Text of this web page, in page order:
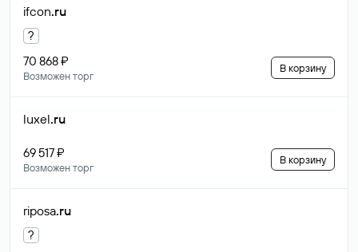
ifcon.ru
?
70 868 ₽
Возможен торг
В корзину
luxel.ru
69 517 ₽
Возможен торг
В корзину
riposa.ru
?